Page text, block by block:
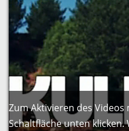
Zum Aktivieren des Videos
Schaltfläche unten